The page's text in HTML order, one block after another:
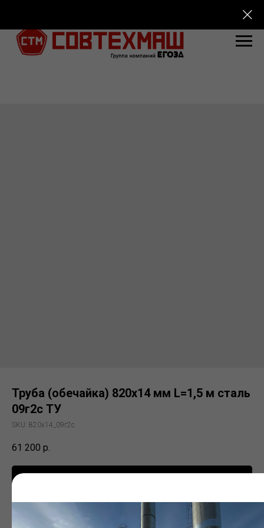
Труба (обечайка) 820х14 мм L=1,5 м сталь
09г2с ТУ
SKU: 820х14_09г2с
61 200 р.